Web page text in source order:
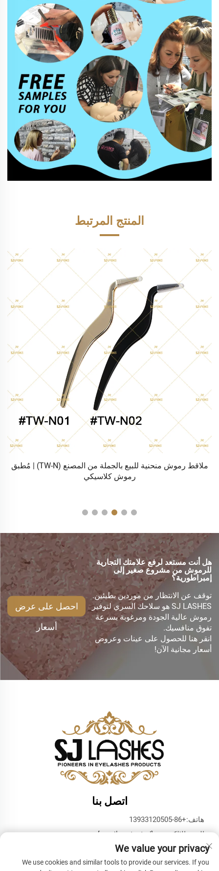
المنتج المرتبط
مجموعة ملاقط أدوات تطبيق رموش اصطناعية غير لاصقة
بالجملة من المصنع للأعمال اليدوية والعناقيد | أداة رموش
هل أنت مستعد لرفع علامتك التجارية
للرموش من مشروع صغير إلى
إمبراطورية؟
توقف عن الانتظار من موردين بطيئين.
SJ LASHES هو سلاحك السري لتوفير
رموش عالية الجودة ومرغوبة بسرعة
تفوق منافسيك.
انقر هنا للحصول على عينات وعروض
أسعار مجانية الآن!
احصل على عرض
أسعار
اتصل بنا
هاتف:+86-13933120505
البريد الإلكتروني:[email protected]
واتساب:+86-13933120505
We value your privacy
We use cookies and similar tools to provide our services. If you